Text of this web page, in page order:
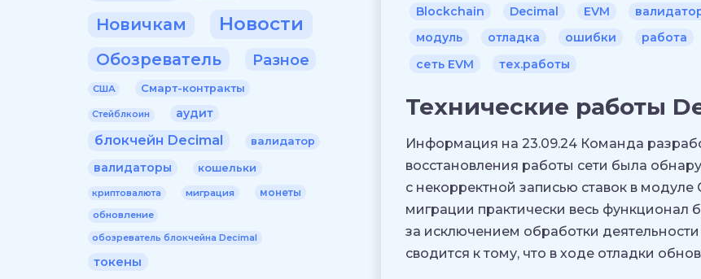
Новичкам Новости
Обозреватель Разное
США Смарт-контракты
Стейблкоин аудит
блокчейн Decimal валидатор
валидаторы кошельки
криптовалюта миграция монеты
обновление
обозреватель блокчейна Decimal
токены
Blockchain Decimal EVM
модуль
отладка ошибки работа
сеть EVM
тех.работы
Технические работы
Информация на 23.09.24 Команда
восстановления работы сети была
с некорректной записью ставок в
миграции практически весь функционал
за исключением обработки
сводится к тому, что в ходе отладки